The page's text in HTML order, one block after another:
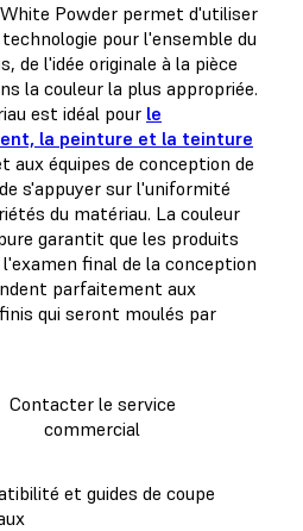
White Powder permet d'utiliser
pour l'ensemble du
de l'idée originale à la pièce
la couleur la plus appropriée.
est idéal pour le
la peinture et la teinture
aux équipes de conception de
s'appuyer sur l'uniformité
du matériau. La couleur
garantit que les produits
final de la conception
parfaitement aux
qui seront moulés par
Contacter le service
commercial
et guides de coupe